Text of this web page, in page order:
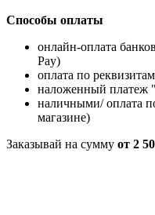
Способы оплаты
онлайн-оплата
Pay)
оплата по
наложенный платеж
наличными/ оплата
магазине)
Заказывай на сумму от 2